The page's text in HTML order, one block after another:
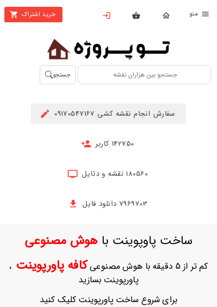
خرید اشتراک
بستن
محصولات
تهیه
اشتراک
حساب
ثبت
بازیابی
جستجو
سفارش انجام نقشه کشی 09170547167
142750 کاربر
180560 نقشه و دتایل
7969703 دانلود فایل
ساخت پاوپوینت باهوش مصنوعی
کم تر از 5 دقیقه با هوش مصنوعی کافه پاورپوینت ،
پاورپوینت بسازید
برای شروع ساخت پاورپوینت کلیک کنید